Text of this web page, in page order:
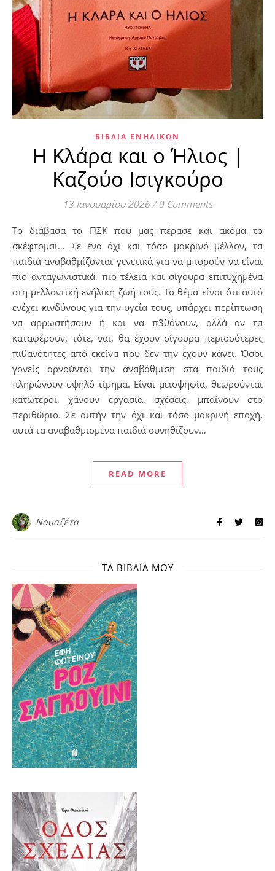
ΒΙΒΛΊΑ ΕΝΗΛΊΚΩΝ
Η Κλάρα και ο Ήλιος |
Καζούο Ισιγκούρο
13 Ιανουαρίου 2026 / 0 Comments
Το διάβασα το ΠΣΚ που μας πέρασε και ακόμα το
σκέφτομαι… Σε ένα όχι και τόσο μακρινό μέλλον, τα
παιδιά αναβαθμίζονται γενετικά για να μπορούν να είναι
πιο ανταγωνιστικά, πιο τέλεια και σίγουρα επιτυχημένα
στη μελλοντική ενήλικη ζωή τους. Το θέμα είναι ότι αυτό
ενέχει κινδύνους για την υγεία τους, υπάρχει περίπτωση
να αρρωστήσουν ή και να π3θάνουν, αλλά αν τα
καταφέρουν, τότε, ναι, θα έχουν σίγουρα περισσότερες
πιθανότητες από εκείνα που δεν την έχουν κάνει. Όσοι
γονείς αρνούνται την αναβάθμιση στα παιδιά τους
πληρώνουν υψηλό τίμημα. Είναι μειοψηφία, θεωρούνται
κατώτεροι, χάνουν εργασία, σχέσεις, μπαίνουν στο
περιθώριο. Σε αυτήν την όχι και τόσο μακρινή εποχή,
αυτά τα αναβαθμισμένα παιδιά συνηθίζουν…
READ MORE
Νουαζέτα
ΤΑ ΒΙΒΛΊΑ ΜΟΥ